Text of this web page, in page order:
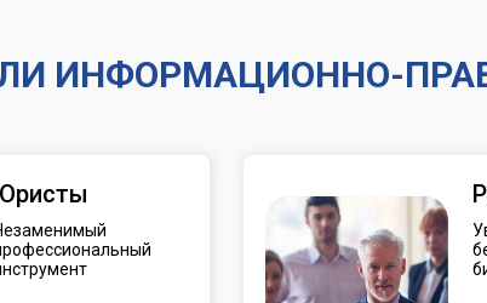
ИНФОРМАЦИОННО-